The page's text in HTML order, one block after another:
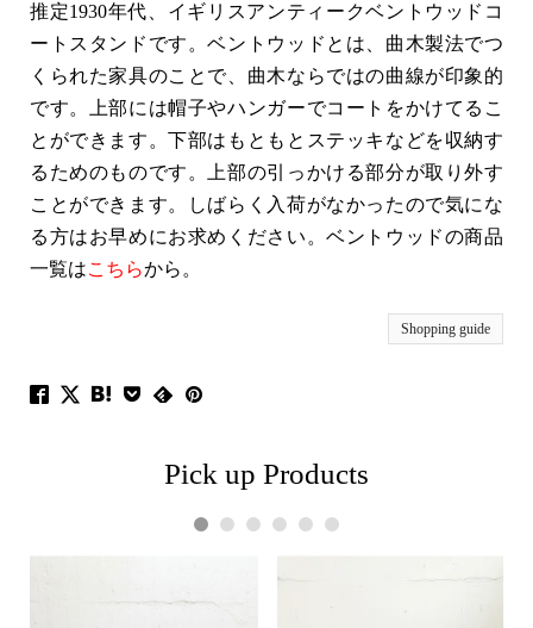
推定1930年代、イギリスアンティークベントウッドコ
ートスタンドです。ベントウッドとは、曲木製法でつ
くられた家具のことで、曲木ならではの曲線が印象的
です。上部には帽子やハンガーでコートをかけてるこ
とができます。下部はもともとステッキなどを収納す
るためのものです。上部の引っかける部分が取り外す
ことができます。しばらく入荷がなかったので気にな
る方はお早めにお求めください。ベントウッドの商品
一覧はこちらから。
Shopping guide
Pick up Products
1 2 3 4 5 6